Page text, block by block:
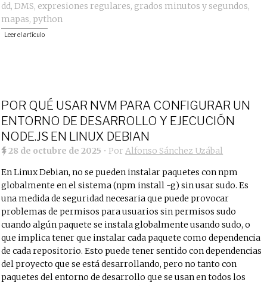
dd,DMS, expresiones regulares, grados minutos y segundos,
mapas, python
Leer el artículo
POR QUÉ USAR NVM PARA CONFIGURAR UN
ENTORNO DE DESARROLLO Y EJECUCIÓN
NODE.JS EN LINUX DEBIAN
28 de octubre de 2025 • PorAlfonso Sánchez Uzábal
En Linux Debian, no se pueden instalar paquetes con npm
globalmente en el sistema (npm install -g) sin usar sudo. Es
una medida de seguridad necesaria que puede provocar
problemas de permisos para usuarios sin permisos sudo
cuando algún paquete se instala globalmente usando sudo, o
que implica tener que instalar cada paquete como dependencia
de cada repositorio. Esto puede tener sentido con dependencias
del proyecto que se está desarrollando, pero no tanto con
paquetes del entorno de desarrollo que se usan en todos los